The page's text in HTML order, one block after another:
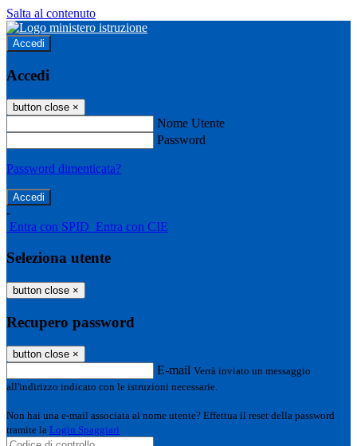
Salta al contenuto
Accedi
Accedi
button close ×
Nome Utente
Password
Password dimenticata?
-
Entra con SPID Entra con CIE
Seleziona utente
button close ×
Recupero password
button close ×
E-mail Verrà inviato un messaggio
all'indirizzo indicato con le istruzioni necessarie.
Non hai una e-mail associata al nome utente? Effettua il reset della password
tramite la Login Spaggiari